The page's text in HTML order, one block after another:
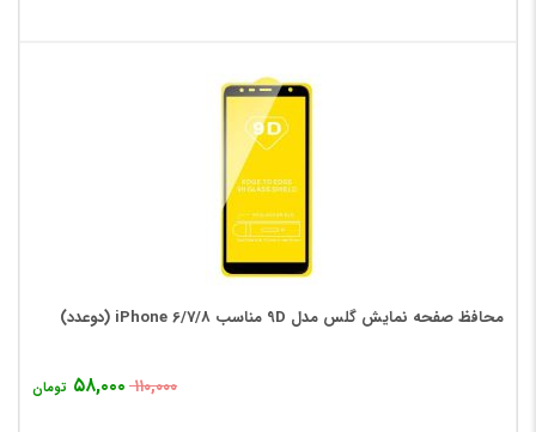
محافظ صفحه نمایش گلس مدل 9D مناسب iPhone 6/7/8 (دوعدد)
۱۱۰,۰۰۰ ۵۸,۰۰۰ تومان